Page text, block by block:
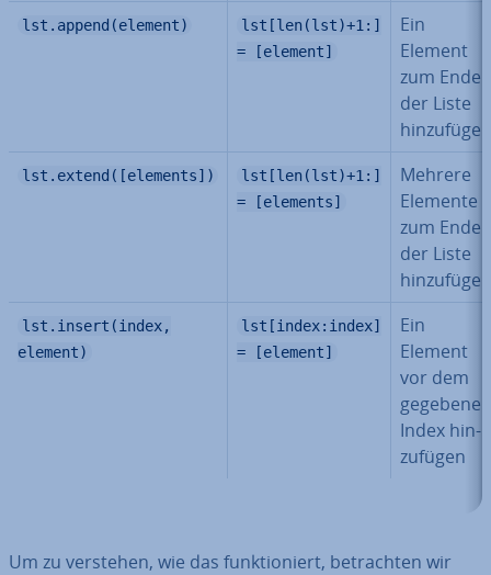
lst.append(element)
lst[len(lst)+1:]
= [element]
Ein
Element
zum Ende
der Liste
hin­zu­fü­gen
lst.extend([elements])
lst[len(lst)+1:]
= [elements]
Mehrere
Elemente
zum Ende
der Liste
hin­zu­fü­gen
lst.insert(index,
element)
lst[index:index]
= [element]
Ein
Element
vor dem
gegebenen
Index hin­
zu­fü­gen
Um zu verstehen, wie das funk­tio­niert, be­trach­ten wir